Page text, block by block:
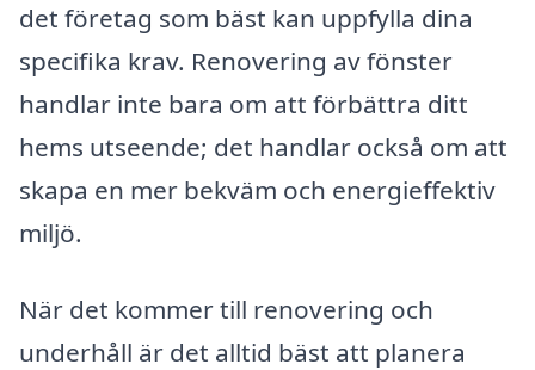
det företag som bäst kan uppfylla dina
specifika krav. Renovering av fönster
handlar inte bara om att förbättra ditt
hems utseende; det handlar också om att
skapa en mer bekväm och energieffektiv
miljö.
När det kommer till renovering och
underhåll är det alltid bäst att planera